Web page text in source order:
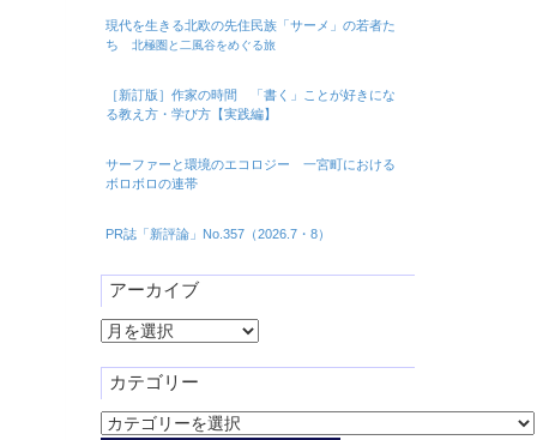
現代を生きる北欧の先住民族「サーメ」の若者た
ち 北極圏と二風谷をめぐる旅
［新訂版］作家の時間 「書く」ことが好きにな
る教え方・学び方【実践編】
サーファーと環境のエコロジー 一宮町における
ボロボロの連帯
PR誌「新評論」No.357（2026.7・8）
アーカイブ
ア
カ
イ
ブ
カテゴリー
カ